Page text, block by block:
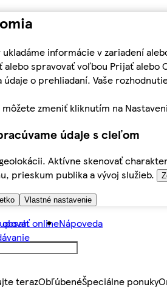
ukladáme informácie v zariadení
alebo spravovať voľbou Prijať
o prehliadaní. Vaše
môžete zmeniť kliknutím na
údaje s cieľom
Aktívne skenovať
prieskum publika a vývoj služieb.
Vlastné nastavenie
onlineNápoveda
terazObľúbenéŠpeciálne ponuky